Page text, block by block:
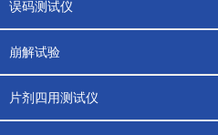
误码测试仪
崩解试验
片剂四用测试仪